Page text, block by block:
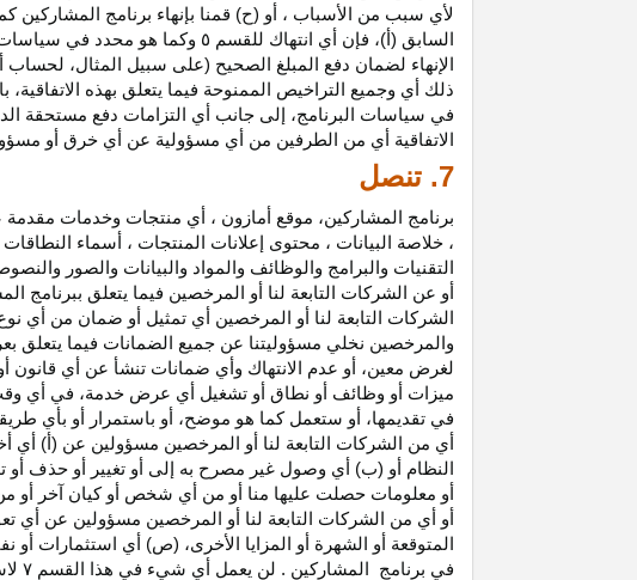
لأي سبب من الأسباب ، أو (ح) قمنا بإنهاء برنامج
السابق (أ)، فإن أي انتهاك
الإنهاء لضمان دفع المبلغ الصحيح (على سبيل المثال، لحساب
ذلك أي وجميع التراخيص الممنوحة فيما يتعلق بهذه
الاتفاقية،
في سياسات البرنامج، إلى جانب أي التزامات دفع مستحقة
الاتفاقية أي من الطرفين من أي مسؤولية عن أي خرق أو
7. تنصل
برنامج المشاركين، موقع أمازون ، أي منتجات وخدمات
، خلاصة البيانات ، محتوى إعلانات المنتجات ، أسماء
التقنيات والبرامج والوظائف والمواد والبيانات والصور
أو عن الشركات التابعة لنا أو المرخصين فيما يتعلق
الشركات التابعة لنا أو المرخصين أي تمثيل أو ضمان من أي
والمرخصين نخلي مسؤوليتنا عن جميع الضمانات فيما يتعلق
لغرض معين، أو عدم الانتهاك وأي ضمانات تنشأ عن أي قانون
ميزات أو وظائف أو نطاق أو تشغيل أي عرض خدمة، في أي
في تقديمها، أو ستعمل كما هو موضح، أو باستمرار أو بأي
أي من الشركات التابعة لنا أو المرخصين مسؤولين عن (أ) أي
النظام أو (ب) أي وصول غير مصرح به إلى أو تغيير أو حذف أو
أو معلومات حصلت عليها منا أو من أي شخص أو كيان آخر
أو أي من الشركات التابعة لنا أو المرخصين مسؤولين عن أي
المتوقعة أو الشهرة أو المزايا
الأخرى، (ص) أي استثمارات أو
في برنامج المشاركين . لن يعمل أي شيء في هذا القسم ۷